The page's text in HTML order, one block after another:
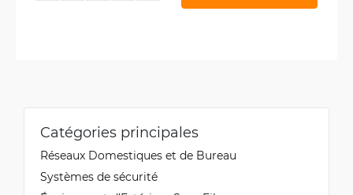
Catégories principales
Réseaux Domestiques et de Bureau
Systèmes de sécurité